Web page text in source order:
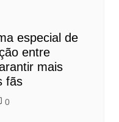
especial de
entre
mais
fãs
0